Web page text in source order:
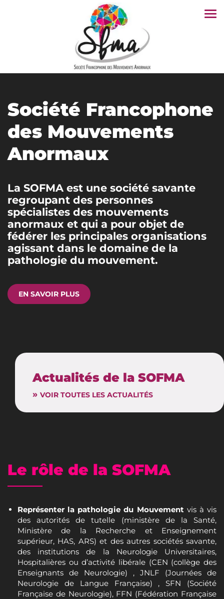
Société Francophone
des Mouvements
Anormaux
La SOFMA est une société savante
regroupant des personnes
spécialistes des mouvements
anormaux et qui a pour objet de
fédérer les principales organisations
agissant dans le domaine de la
pathologie du mouvement.
EN SAVOIR PLUS
Actualités de la SOFMA
VOIR TOUTES LES ACTUALITÉS
Le rôle de la SOFMA
Représenter la pathologie du Mouvementvis à vis
des autorités de tutelle (ministère de la Santé,
Ministère de la Recherche et Enseignement
supérieur, HAS, ARS) et des autres sociétés savante,
des institutions de la Neurologie Universitaires,
Hospitalières ou d’activité libérale (CEN (collège des
Enseignants de Neurologie) , JNLF (Journées de
Neurologie de Langue Française) , SFN (Société
Française de Neurologie), FFN (Fédération Française